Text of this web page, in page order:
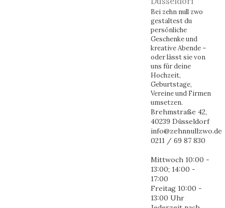
Bei zehn null zwo
gestaltest du
persönliche
Geschenke und
kreative Abende –
oder lässt sie von
uns für deine
Hochzeit,
Geburtstage,
Vereine und Firmen
umsetzen.
Brehmstraße 42,
40239 Düsseldorf
info@zehnnullzwo.de
0211 / 69 87 830
Mittwoch 10:00 -
13:00; 14:00 -
17:00
Freitag 10:00 -
13:00 Uhr